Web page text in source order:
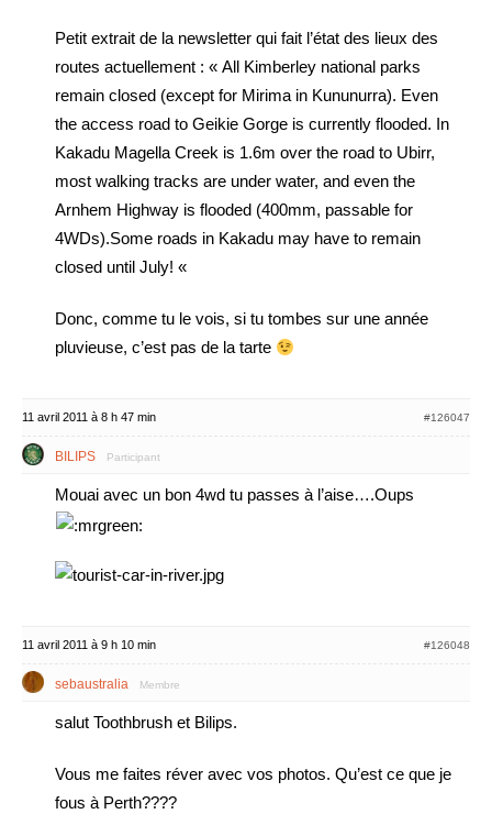
Petit extrait de la newsletter qui fait l’état des lieux des
routes actuellement : « All Kimberley national parks
remain closed (except for Mirima in Kununurra). Even
the access road to Geikie Gorge is currently flooded. In
Kakadu Magella Creek is 1.6m over the road to Ubirr,
most walking tracks are under water, and even the
Arnhem Highway is flooded (400mm, passable for
4WDs).Some roads in Kakadu may have to remain
closed until July! «
Donc, comme tu le vois, si tu tombes sur une année
pluvieuse, c’est pas de la tarte
11 avril 2011 à 8 h 47 min #126047
BILIPS Participant
Mouai avec un bon 4wd tu passes à l’aise….Oups
11 avril 2011 à 9 h 10 min #126048
sebaustralia Membre
salut Toothbrush et Bilips.
Vous me faites réver avec vos photos. Qu’est ce que je
fous à Perth????